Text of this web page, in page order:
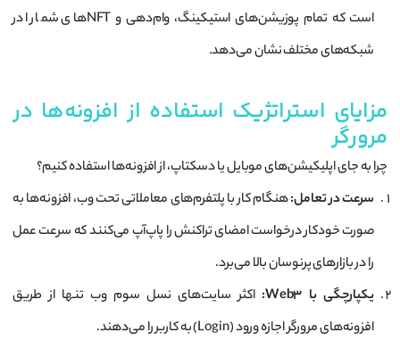
است که تمام پوزیشن‌های استیکینگ، وام‌دهی و NFTهای شما را در
شبکه‌های مختلف نشان می‌دهد.
مزایای استراتژیک استفاده از افزونه‌ها در
مرورگر
چرا به جای اپلیکیشن‌های موبایل یا دسکتاپ، از افزونه‌ها استفاده کنیم؟
سرعت در تعامل:هنگام کار با پلتفرم‌های معاملاتی تحت وب، افزونه‌ها به
صورت خودکار درخواست امضای تراکنش را پاپ‌آپ می‌کنند که سرعت عمل
را در بازارهای پرنوسان بالا می‌برد.
یکپارچگی با Web3:
اکثر سایت‌های نسل سوم وب تنها از طریق
افزونه‌های مرورگر اجازه ورود (Login) به کاربر را می‌دهند.